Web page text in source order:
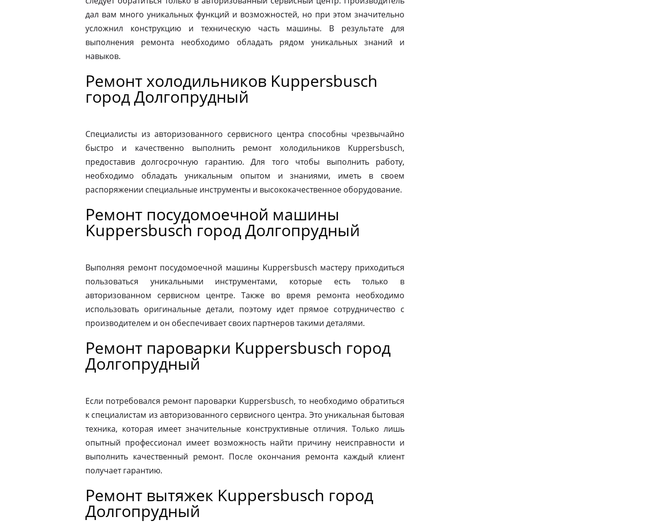
дал вам много уникальных функций и возможностей, но при этом значительно
усложнил конструкцию и техническую часть машины. В результате для
выполнения ремонта необходимо обладать рядом уникальных знаний и
навыков.
Ремонт холодильников Kuppersbusch
город Долгопрудный
Специалисты из авторизованного сервисного центра способны чрезвычайно
быстро и качественно выполнить ремонт холодильников Kuppersbusch,
предоставив долгосрочную гарантию. Для того чтобы выполнить работу,
необходимо обладать уникальным опытом и знаниями, иметь в своем
распоряжении специальные инструменты и высококачественное оборудование.
Ремонт посудомоечной машины
Kuppersbusch город Долгопрудный
Выполняя ремонт посудомоечной машины Kuppersbusch мастеру приходиться
пользоваться уникальными инструментами, которые есть только в
авторизованном сервисном центре. Также во время ремонта необходимо
использовать оригинальные детали, поэтому идет прямое сотрудничество с
производителем и он обеспечивает своих партнеров такими деталями.
Ремонт пароварки Kuppersbusch город
Долгопрудный
Если потребовался ремонт пароварки Kuppersbusch, то необходимо обратиться
к специалистам из авторизованного сервисного центра. Это уникальная бытовая
техника, которая имеет значительные конструктивные отличия. Только лишь
опытный профессионал имеет возможность найти причину неисправности и
выполнить качественный ремонт. После окончания ремонта каждый клиент
получает гарантию.
Ремонт вытяжек Kuppersbusch город
Долгопрудный